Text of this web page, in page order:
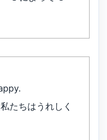
たちはうれしく